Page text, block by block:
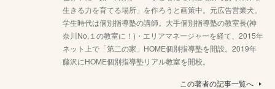
生きる力を育てる場所」を作ろうと画策中。元広告営業犬。
学生時代は個別指導塾の講師。大手個別指導塾の教室長(神
奈川No,１の教室に！)・エリアマネージャーを経て、2015年
ネット上で「第二の家」HOME個別指導塾を開設。2019年
藤沢にHOME個別指導塾リアル教室を開校。
この著者の記事一覧へ